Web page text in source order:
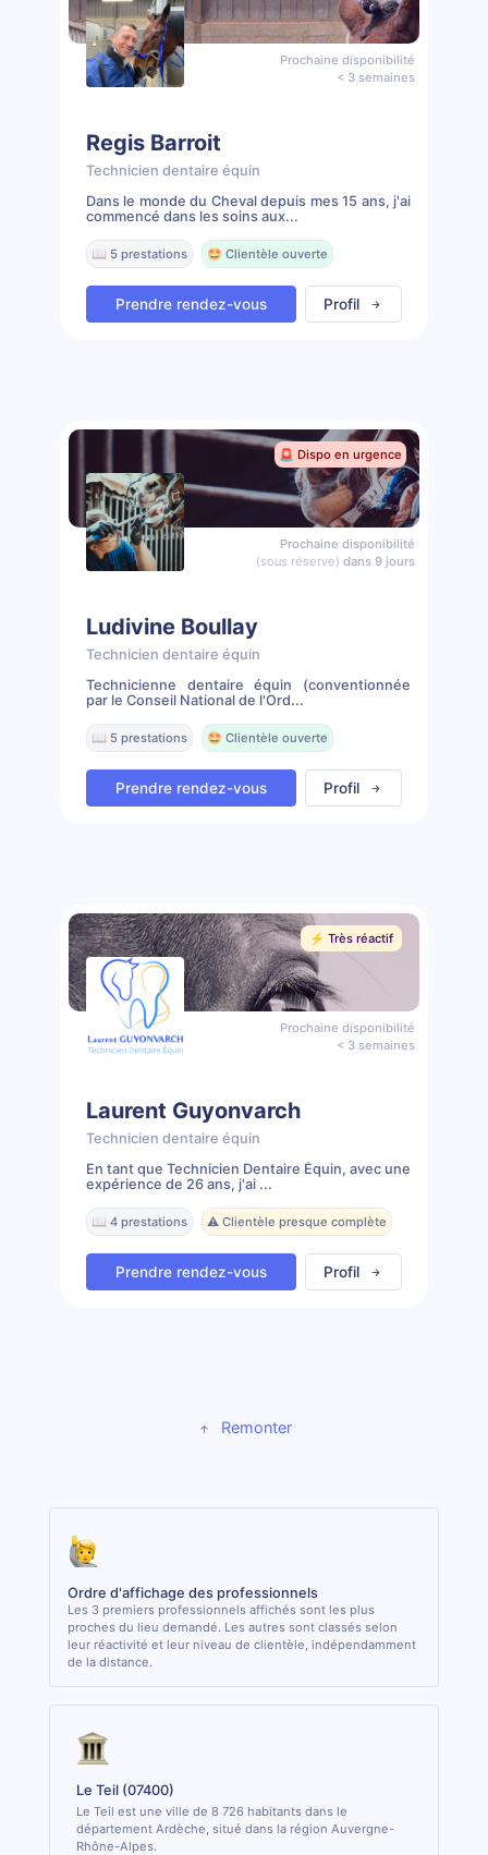
Prochaine disponibilité
< 3 semaines
Regis Barroit
Technicien dentaire équin
Dans le monde du Cheval depuis mes 15 ans, j'ai
commencé dans les soins aux...
📖 5 prestations 🤩 Clientèle ouverte
Prendre rendez-vous Profil
🚨 Dispo en urgence
Prochaine disponibilité
(sous réserve) dans 9 jours
Ludivine Boullay
Technicien dentaire équin
Technicienne dentaire équin (conventionnée
par le Conseil National de l'Ord...
📖 5 prestations 🤩 Clientèle ouverte
Prendre rendez-vous Profil
⚡️ Très réactif
Prochaine disponibilité
< 3 semaines
Laurent Guyonvarch
Technicien dentaire équin
En tant que Technicien Dentaire Équin, avec une
expérience de 26 ans, j'ai ...
📖 4 prestations ⚠️ Clientèle presque complète
Prendre rendez-vous Profil
Remonter
Ordre d'affichage des professionnels
Les 3 premiers professionnels affichés sont les plus
proches du lieu demandé. Les autres sont classés selon
leur réactivité et leur niveau de clientèle, indépendamment
de la distance.
Le Teil (07400)
Le Teil est une ville de 8 726 habitants dans le
département Ardèche, situé dans la région Auvergne-
Rhône-Alpes.